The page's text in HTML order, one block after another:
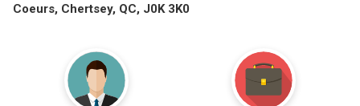
Coeurs, Chertsey, QC, J0K 3K0